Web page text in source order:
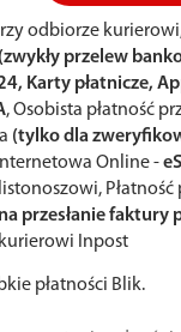
odbiorze
(zwykły przelew
Karty płatnicze,
, Osobista płatność
(tylko dla
Online -
przesłanie faktury
Inpost
płatności Blik.